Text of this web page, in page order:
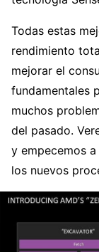
Todas estas
rendimiento
mejorar el
fundamentales
muchos
del pasado.
y empecemos
los nuevos